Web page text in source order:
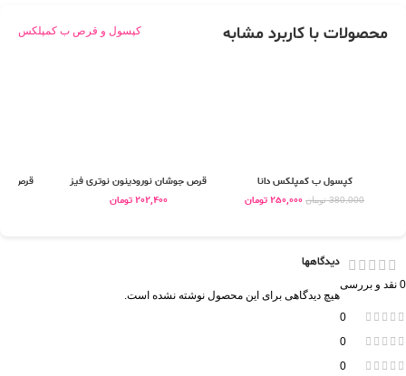
محصولات با کاربرد مشابه کپسول و قرص ب کمپلکس
کپسول ب کمپلکس دانا
380,000 تومان 250,000 تومان
قرص جوشان نورودینون نوتری فیز
202,400 تومان
قرص
0 نقد و بررسی
0
0
0
دیدگاهها
هیچ دیدگاهی برای این محصول نوشته نشده است.